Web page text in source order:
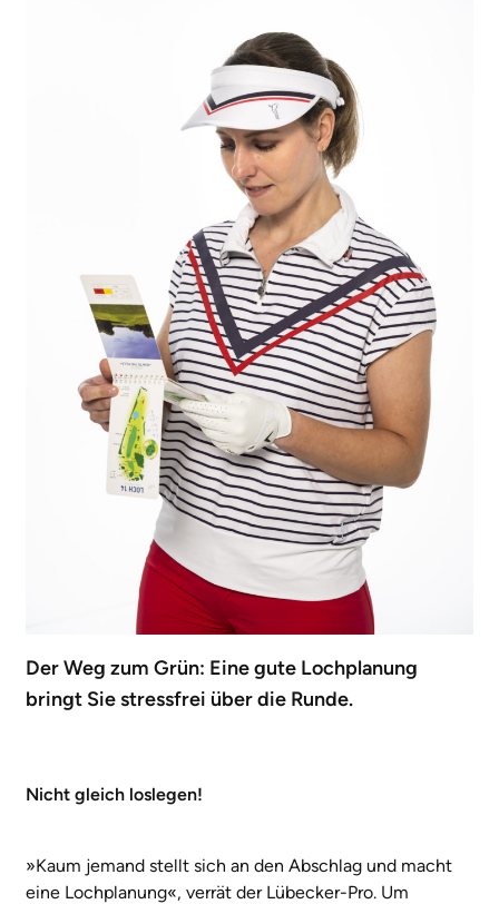
Der Weg zum Grün: Eine gute Lochplanung
bringt Sie stressfrei über die Runde.
Nicht gleich loslegen!
»Kaum jemand stellt sich an den Abschlag und macht
eine Lochplanung«, verrät der Lübecker-Pro. Um